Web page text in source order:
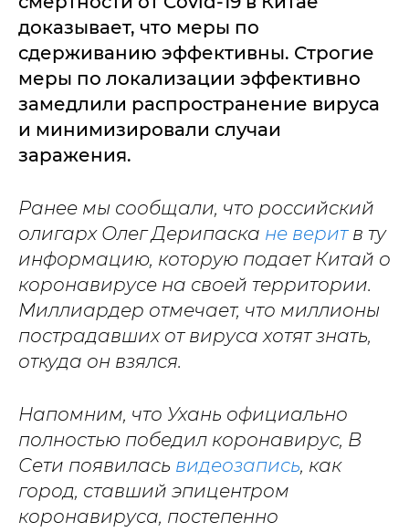
доказывает, что меры по
сдерживанию эффективны. Строгие
меры по локализации эффективно
замедлили распространение вируса
и минимизировали случаи
заражения.
Ранее мы сообщали, что российский
олигарх Олег Дерипаска не веритв ту
информацию, которую подает Китай о
коронавирусе на своей территории.
Миллиардер отмечает, что миллионы
пострадавших от вируса хотят знать,
откуда он взялся.
Напомним, что Ухань официально
полностью победил коронавирус, В
Сети появилась видеозапись, как
город, ставший эпицентром
коронавируса, постепенно